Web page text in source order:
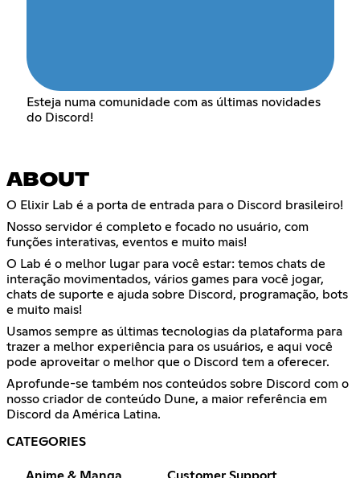
Esteja numa comunidade com as últimas novidades
do Discord!
ABOUT
O Elixir Lab é a porta de entrada para o Discord brasileiro!
Nosso servidor é completo e focado no usuário, com
funções interativas, eventos e muito mais!
O Lab é o melhor lugar para você estar: temos chats de
interação movimentados, vários games para você jogar,
chats de suporte e ajuda sobre Discord, programação, bots
e muito mais!
Usamos sempre as últimas tecnologias da plataforma para
trazer a melhor experiência para os usuários, e aqui você
pode aproveitar o melhor que o Discord tem a oferecer.
Aprofunde-se também nos conteúdos sobre Discord com o
nosso criador de conteúdo Dune, a maior referência em
Discord da América Latina.
CATEGORIES
Anime & Manga Customer Support